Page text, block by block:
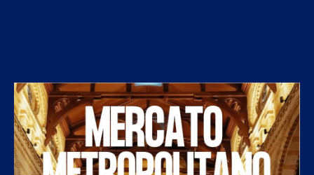
Università di Verona, aperte le iscrizioni al Master...
7 Agosto 2026